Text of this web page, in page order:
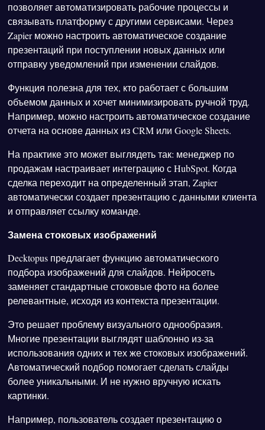
позволяет автоматизировать рабочие процессы и
связывать платформу с другими сервисами. Через
Zapier можно настроить автоматическое создание
презентаций при поступлении новых данных или
отправку уведомлений при изменении слайдов.
Функция полезна для тех, кто работает с большим
объемом данных и хочет минимизировать ручной труд.
Например, можно настроить автоматическое создание
отчета на основе данных из CRM или Google Sheets.
На практике это может выглядеть так: менеджер по
продажам настраивает интеграцию с HubSpot. Когда
сделка переходит на определенный этап, Zapier
автоматически создает презентацию с данными клиента
и отправляет ссылку команде.
Замена стоковых изображений
Decktopus предлагает функцию автоматического
подбора изображений для слайдов. Нейросеть
заменяет стандартные стоковые фото на более
релевантные, исходя из контекста презентации.
Это решает проблему визуального однообразия.
Многие презентации выглядят шаблонно из-за
использования одних и тех же стоковых изображений.
Автоматический подбор помогает сделать слайды
более уникальными. И не нужно вручную искать
картинки.
Например, пользователь создает презентацию о